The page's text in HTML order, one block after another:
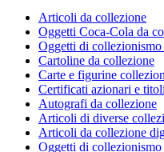
Articoli da collezione
Oggetti Coca-Cola da
Oggetti di
Cartoline da collezione
Carte e figurine
Certificati azionari e
Autografi da collezione
Articoli di diverse
Articoli da collezione
Oggetti di collezionismo